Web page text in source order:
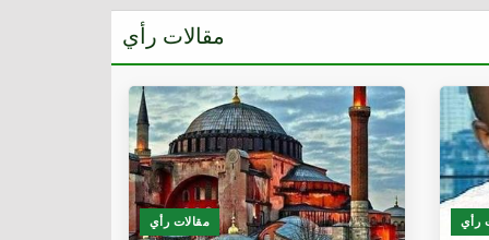
مقالات رأي
مقالات رأي رأي